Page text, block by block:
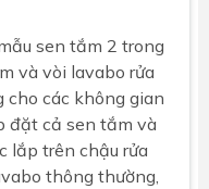
sách bảo hành
sen tắm 2 trong
và vòi lavabo rửa
cho các không gian
đặt cả sen tắm và
lắp trên chậu rửa
thông thường,